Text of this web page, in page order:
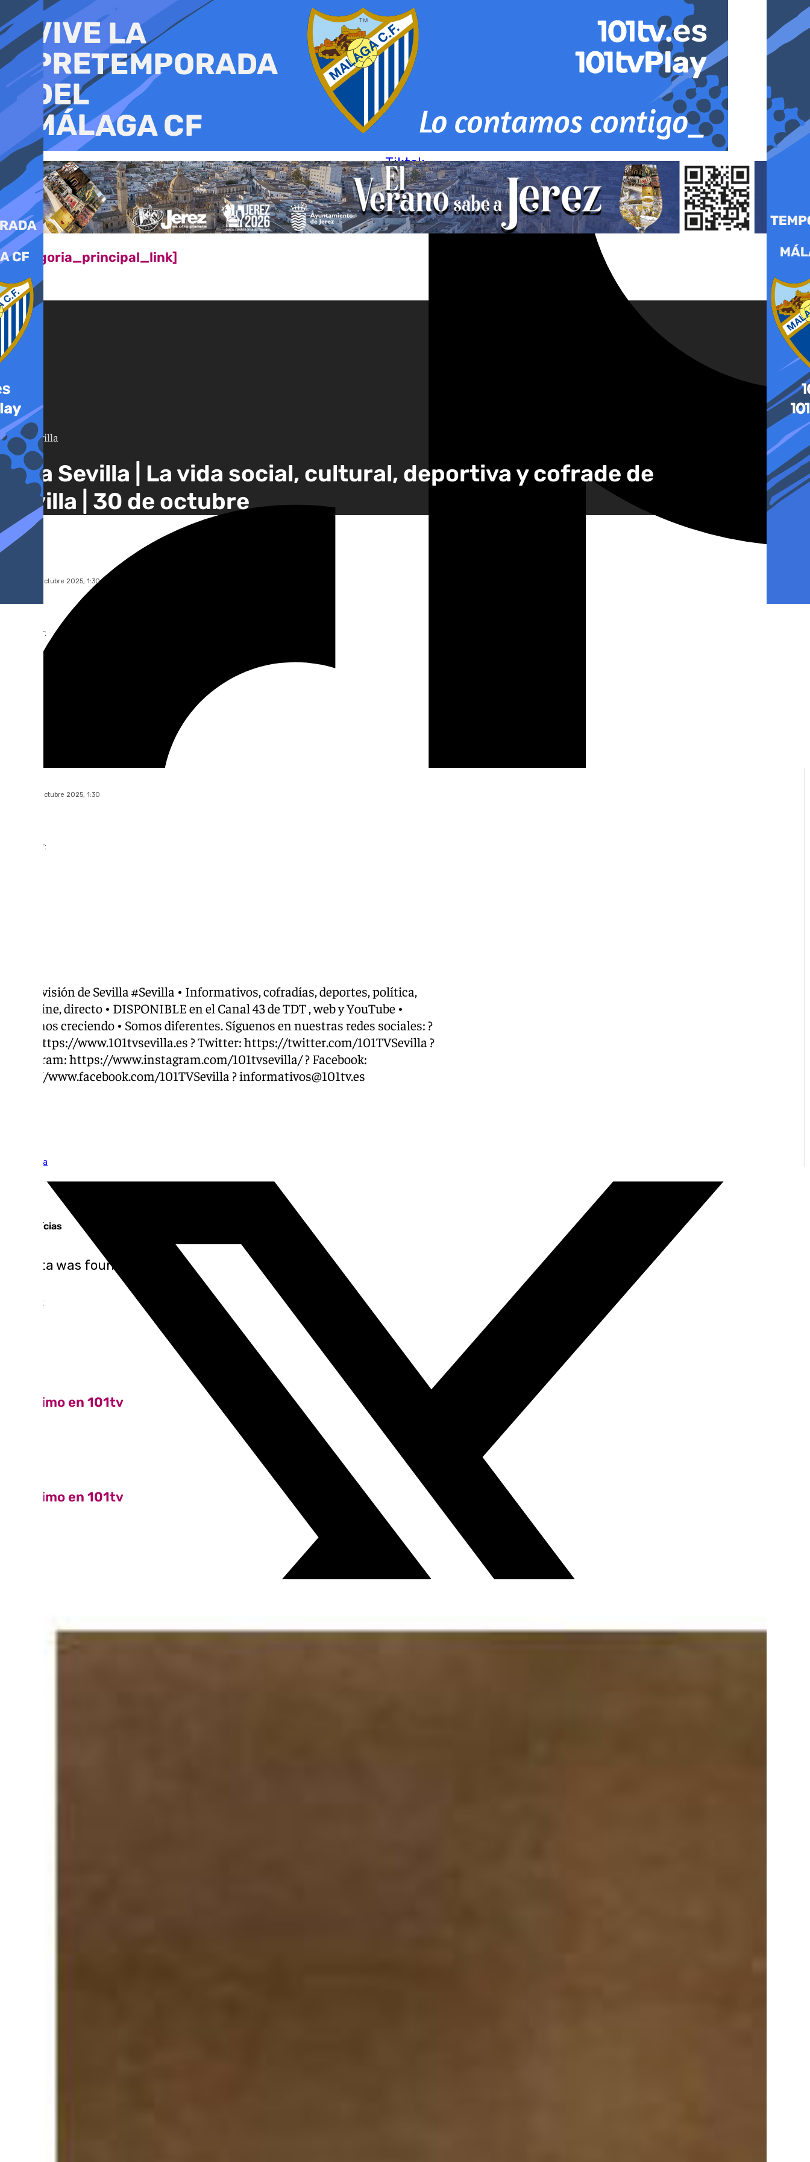
al
contenido
Tiktok
[categoria_principal_link]
Mira Sevilla
Mira Sevilla | La vida social, cultural, deportiva y cofrade de
Sevilla | 30 de octubre
jueves, 30 octubre 2025, 1:30
Compartir:
jueves, 30 octubre 2025, 1:30
Compartir:
La televisión de Sevilla #Sevilla • Informativos, cofradías, deportes, política,
magazine, directo • DISPONIBLE en el Canal 43 de TDT , web y YouTube •
Seguimos creciendo • Somos diferentes. Síguenos en nuestras redes sociales: ?
Web: https://www.101tvsevilla.es ? Twitter: https://twitter.com/101TVSevilla ?
Instagram: https://www.instagram.com/101tvsevilla/ ? Facebook:
https://www.facebook.com/101TVSevilla ?informativos@101tv.es
Mira Sevilla
Top notícias
No data was found
Lo último en 101tv
Lo último en 101tv